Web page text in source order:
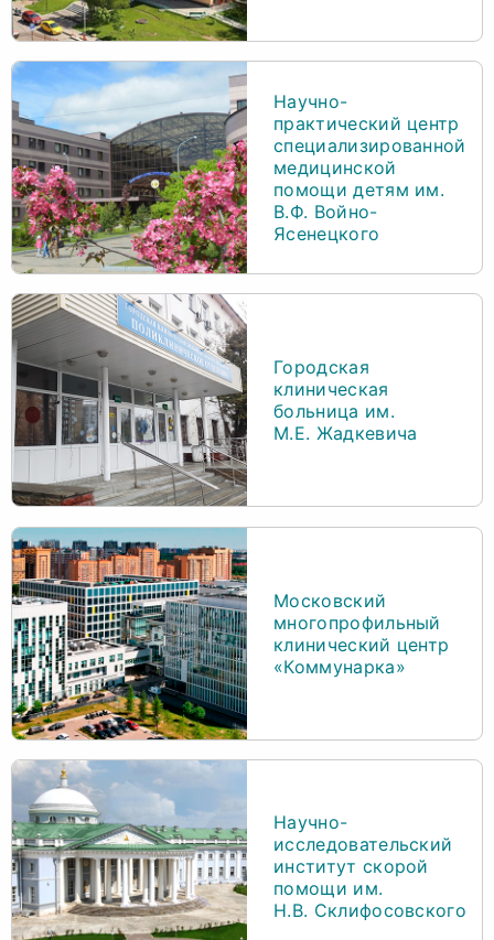
Научно-
практический центр
специализированной
медицинской
помощи детям им.
В.Ф. Войно-
Ясенецкого
Городская
клиническая
больница им.
М.Е. Жадкевича
Московский
многопрофильный
клинический центр
«Коммунарка»
Научно-
исследовательский
институт скорой
помощи им.
Н.В. Склифосовского